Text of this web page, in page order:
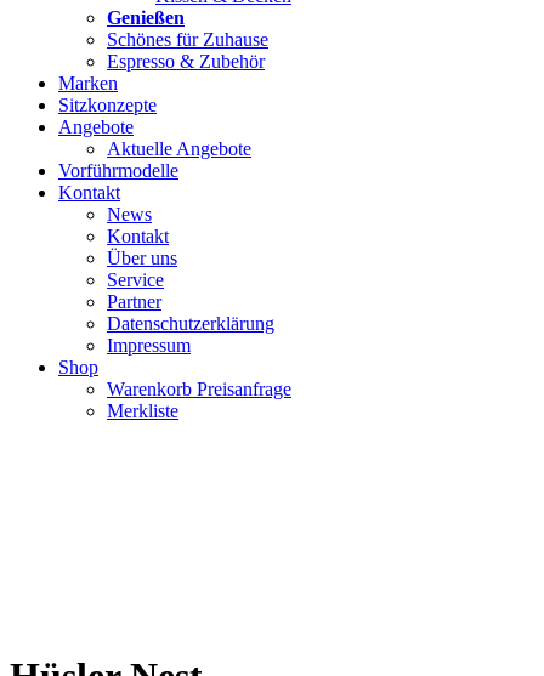
Genießen
Schönes für Zuhause
Espresso & Zubehör
Marken
Sitzkonzepte
Angebote
Aktuelle Angebote
Vorführmodelle
Kontakt
News
Kontakt
Über uns
Service
Partner
Datenschutzerklärung
Impressum
Shop
Warenkorb Preisanfrage
Merkliste